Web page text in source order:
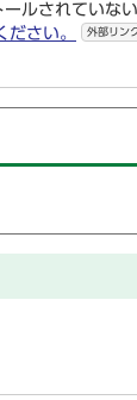
ルされていな
さい。 外部リン